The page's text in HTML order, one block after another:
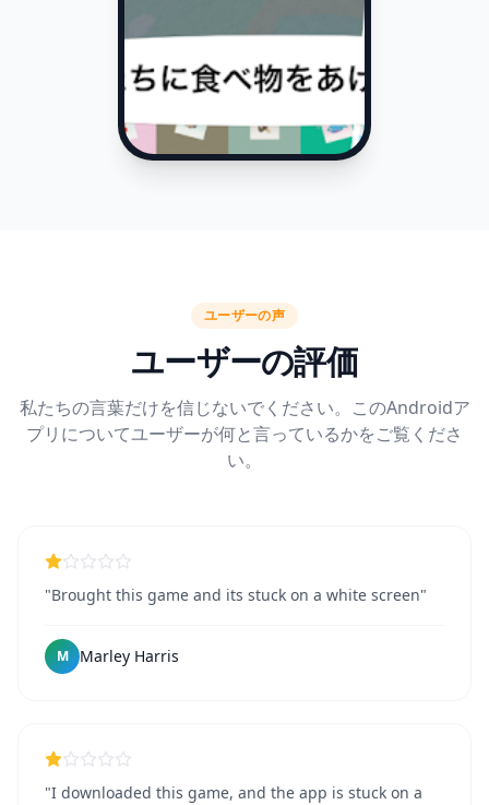
ユーザーの声
ユーザーの評価
私たちの言葉だけを信じないでください。このAndroidア
プリについてユーザーが何と言っているかをご覧くださ
い。
"Brought this game and its stuck on a white screen"
M Marley Harris
"I downloaded this game, and the app is stuck on a